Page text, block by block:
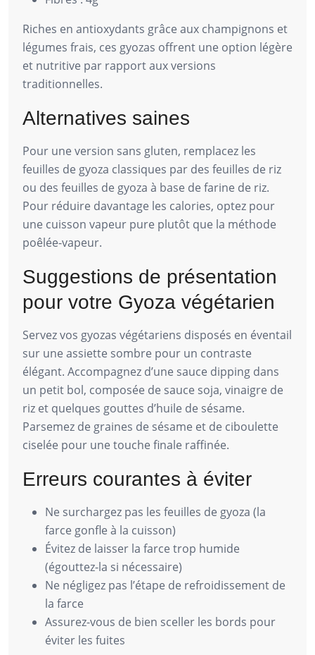
Riches en antioxydants grâce aux champignons et
légumes frais, ces gyozas offrent une option légère
et nutritive par rapport aux versions
traditionnelles.
Alternatives saines
Pour une version sans gluten, remplacez les
feuilles de gyoza classiques par des feuilles de riz
ou des feuilles de gyoza à base de farine de riz.
Pour réduire davantage les calories, optez pour
une cuisson vapeur pure plutôt que la méthode
poêlée-vapeur.
Suggestions de présentation
pour votre Gyoza végétarien
Servez vos gyozas végétariens disposés en éventail
sur une assiette sombre pour un contraste
élégant. Accompagnez d’une sauce dipping dans
un petit bol, composée de sauce soja, vinaigre de
riz et quelques gouttes d’huile de sésame.
Parsemez de graines de sésame et de ciboulette
ciselée pour une touche finale raffinée.
Erreurs courantes à éviter
Ne surchargez pas les feuilles de gyoza (la
farce gonfle à la cuisson)
Évitez de laisser la farce trop humide
(égouttez-la si nécessaire)
Ne négligez pas l’étape de refroidissement de
la farce
Assurez-vous de bien sceller les bords pour
éviter les fuites